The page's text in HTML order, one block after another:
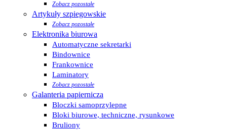
Zobacz pozostałe
Artykuły szpiegowskie
Zobacz pozostałe
Elektronika biurowa
Automatyczne sekretarki
Bindownice
Frankownice
Laminatory
Zobacz pozostałe
Galanteria papiernicza
Bloczki samoprzylepne
Bloki biurowe, techniczne, rysunkowe
Bruliony